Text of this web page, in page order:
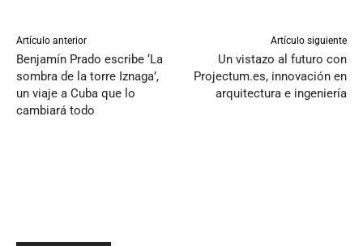
Artículo anterior
Benjamín Prado escribe ‘La
sombra de la torre Iznaga’,
un viaje a Cuba que lo
cambiará todo
Artículo siguiente
Un vistazo al futuro con
Projectum.es, innovación en
arquitectura e ingeniería